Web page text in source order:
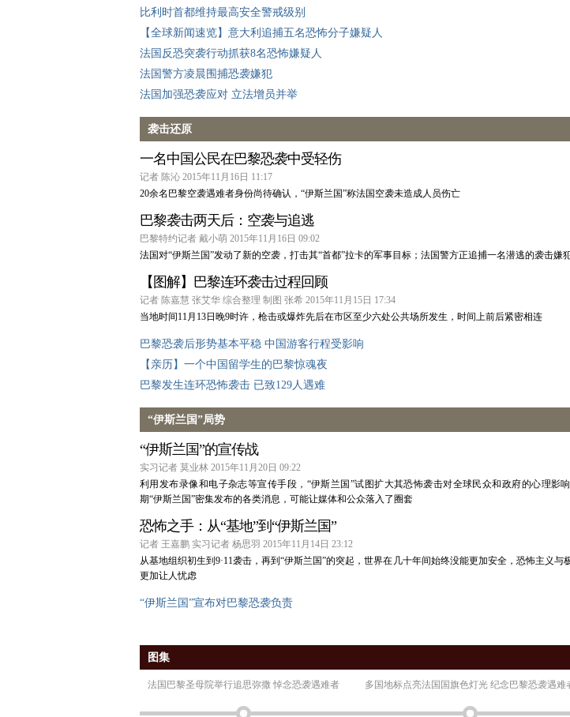
比利时首都维持最高安全警戒级别
【全球新闻速览】意大利追捕五名恐怖分子嫌疑人
法国反恐突袭行动抓获8名恐怖嫌疑人
法国警方凌晨围捕恐袭嫌犯
法国加强恐袭应对 立法增员并举
袭击还原
一名中国公民在巴黎恐袭中受轻伤
记者 陈沁 2015年11月16日 11:17
20余名巴黎空袭遇难者身份尚待确认，“伊斯兰国”称法国空袭未造成人员伤亡
巴黎袭击两天后：空袭与追逃
巴黎特约记者 戴小萌 2015年11月16日 09:02
法国对“伊斯兰国”发动了新的空袭，打击其“首都”拉卡的军事目标；法国警方正追捕一名潜逃的袭击嫌
【图解】巴黎连环袭击过程回顾
记者 陈嘉慧 张艾华 综合整理 制图 张希 2015年11月15日 17:34
当地时间11月13日晚9时许，枪击或爆炸先后在市区至少六处公共场所发生，时间上前后紧密相连
巴黎恐袭后形势基本平稳 中国游客行程受影响
【亲历】一个中国留学生的巴黎惊魂夜
巴黎发生连环恐怖袭击 已致129人遇难
“伊斯兰国”局势
“伊斯兰国”的宣传战
实习记者 莫业林 2015年11月20日 09:22
利用发布录像和电子杂志等宣传手段，“伊斯兰国”试图扩大其恐怖袭击对全球民众和政府的心理影
期“伊斯兰国”密集发布的各类消息，可能让媒体和公众落入了圈套
恐怖之手：从“基地”到“伊斯兰国”
记者 王嘉鹏 实习记者 杨思羽 2015年11月14日 23:12
从基地组织初生到9·11袭击，再到“伊斯兰国”的突起，世界在几十年间始终没能更加安全，恐怖主义与
更加让人忧虑
“伊斯兰国”宣布对巴黎恐袭负责
图集
法国巴黎圣母院举行追思弥撒 悼念恐袭遇难者 多国地标点亮法国国旗色灯光 纪念巴黎恐袭遇难